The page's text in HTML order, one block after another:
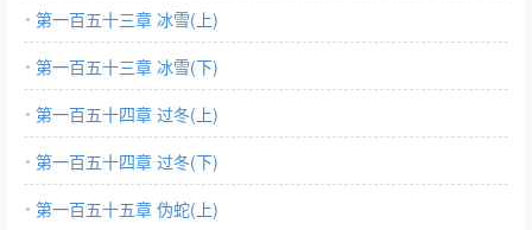
第一百五十三章 冰雪(上)
第一百五十三章 冰雪(下)
第一百五十四章 过冬(上)
第一百五十四章 过冬(下)
第一百五十五章 伪蛇(上)